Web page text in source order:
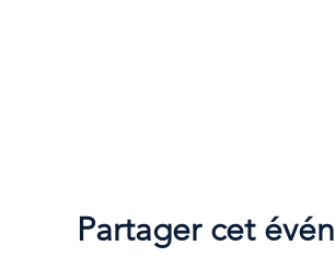
Partager cet